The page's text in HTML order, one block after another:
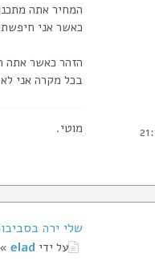
המחיר אתה
כאשר אני
הזהר כאשר אתה
בכל מקרה אני לא עומד בהגדרות
מוטי.
שלי ירה בסביבות 500 לא
על ידי elad » 12 ינואר 2003, 16:04